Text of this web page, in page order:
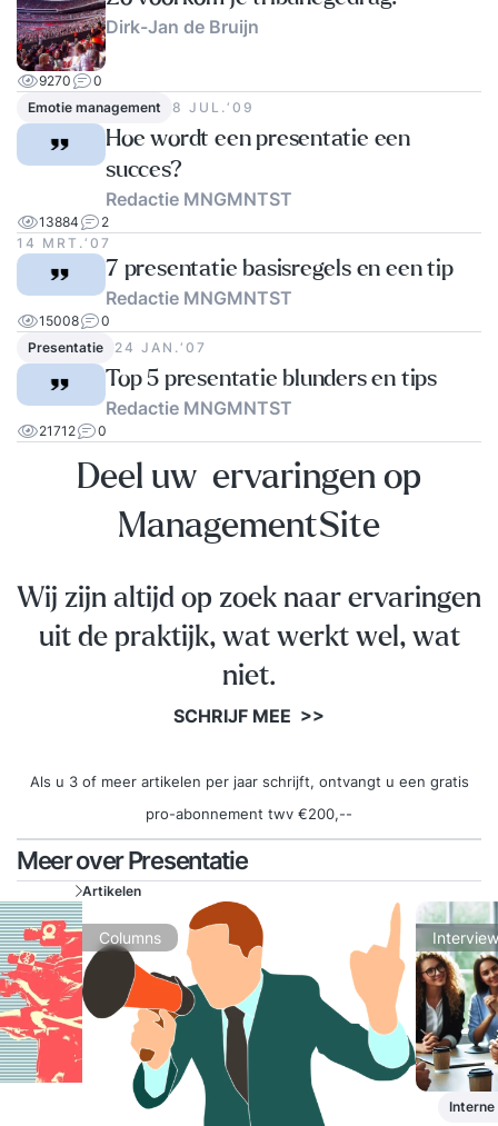
Dirk-Jan de Bruijn
9270
0
Emotie management
8 JUL.‘09
Hoe wordt een presentatie een
succes?
Redactie MNGMNTST
13884
2
14 MRT.‘07
7 presentatie basisregels en een tip
Redactie MNGMNTST
15008
0
Presentatie
24 JAN.‘07
Top 5 presentatie blunders en tips
Redactie MNGMNTST
21712 0
Deel uw ervaringen op
ManagementSite
Wij zijn altijd op zoek naar ervaringen
uit de praktijk, wat werkt wel, wat
niet.
SCHRIJF MEE >>
Als u 3 of meer artikelen per jaar schrijft, ontvangt u een gratis
pro-abonnement twv €200,--
Meer over Presentatie
Artikelen
Columns
Interne